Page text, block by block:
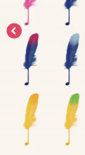
電音部
鉄拳
太鼓の達人
ACE COMBAT
パックマン
ナムコクラシック